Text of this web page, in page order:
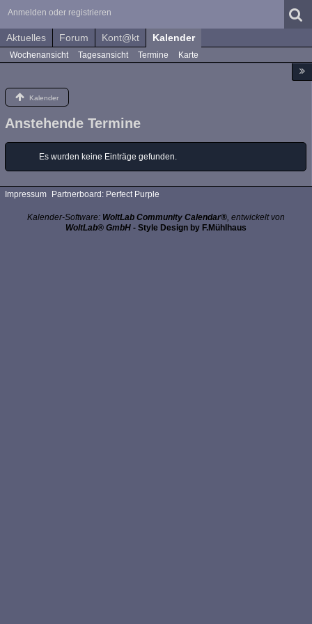
Anmelden oder registrieren
Aktuelles Forum Kont@kt Kalender
Wochenansicht Tagesansicht Termine Karte
Kalender
Anstehende Termine
Es wurden keine Einträge gefunden.
Impressum Partnerboard: Perfect Purple
Kalender-Software: WoltLab Community Calendar®, entwickelt von
WoltLab® GmbH